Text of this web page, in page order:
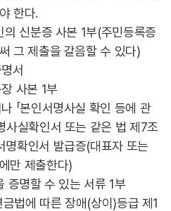
한다.
신분증 사본 1부(주민등록증
그 제출을 갈음할 수 있다)
서
사본 1부
「본인서명사실 확인 등에 관
사실확인서 또는 같은 법 제7조
확인서 발급증(대표자 또는
만 제출한다)
증명할 수 있는 서류 1부
법에 따른 장애(상이)등급 제1